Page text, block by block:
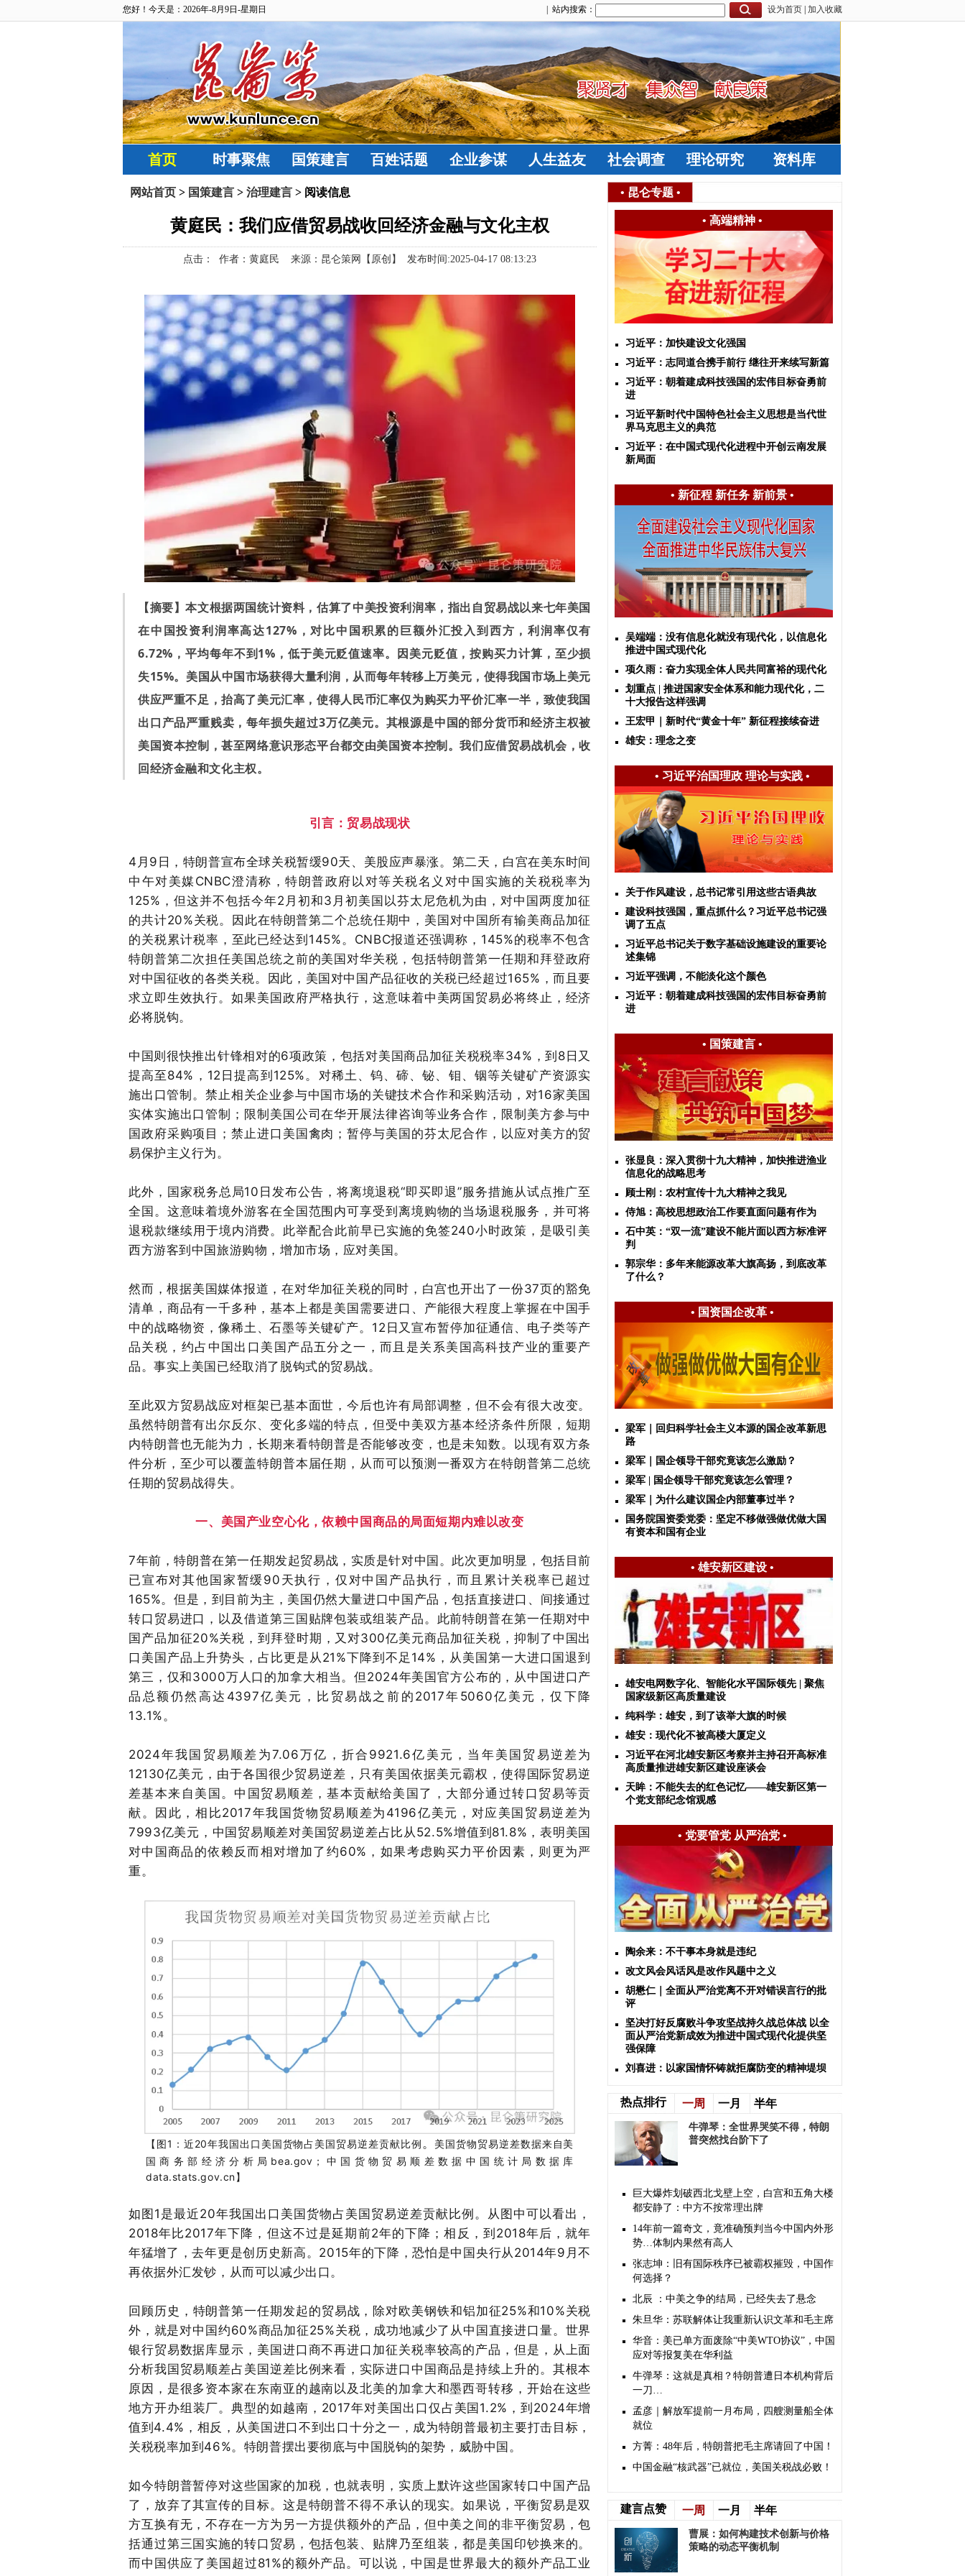
您好！今天是：2026年-8月9日-星期日 设为首页 加入收藏
| 站内搜索：
首页 时事聚焦 国策建言 百姓话题 企业参谋 人生益友 社会调查 理论研究 资料库
网站首页 > 国策建言 > 治理建言 > 阅读信息
黄庭民：我们应借贸易战收回经济金融与文化主权
点击： 作者：黄庭民 来源：昆仑策网【原创】 发布时间:2025-04-17 08:13:23
【摘要】本文根据两国统计资料，估算了中美投资利润率，指出自贸易战以来七年美国
在中国投资利润率高达127%，对比中国积累的巨额外汇投入到西方，利润率仅有
6.72%，平均每年不到1%，低于美元贬值速率。因美元贬值，按购买力计算，至少损
失15%。美国从中国市场获得大量利润，从而每年转移上万美元，使得我国市场上美元
供应严重不足，抬高了美元汇率，使得人民币汇率仅为购买力平价汇率一半，致使我国
出口产品严重贱卖，每年损失超过3万亿美元。其根源是中国的部分货币和经济主权被
美国资本控制，甚至网络意识形态平台都交由美国资本控制。我们应借贸易战机会，收
回经济金融和文化主权。
引言：贸易战现状
4月9日，特朗普宣布全球关税暂缓90天、美股应声暴涨。第二天，白宫在美东时间
中午对美媒CNBC澄清称，特朗普政府以对等关税名义对中国实施的关税税率为
125%，但这并不包括今年2月初和3月初美国以芬太尼危机为由，对中国两度加征
的共计20%关税。因此在特朗普第二个总统任期中，美国对中国所有输美商品加征
的关税累计税率，至此已经达到145%。CNBC报道还强调称，145%的税率不包含
特朗普第二次担任美国总统之前的美国对华关税，包括特朗普第一任期和拜登政府
对中国征收的各类关税。因此，美国对中国产品征收的关税已经超过1 65%，而且要
求立即生效执行。如果美国政府严格执行，这意味着中美两国贸易必将终止，经济
必将脱钩。
中国则很快推出针锋相对的6项政策，包括对美国商品加征关税税率34% ，到 8日又
提高至84% ， 12日提高到 125%。 对稀土、钨、碲、铋、钼、铟等关键矿产资源实
施出口管制。 禁止相关企业参与中国市场的关键技术合作和采购活动，对16家美国
实体实施出口管制 ； 限制美国公司在华开展法律咨询等业务合作，限制美方参与中
国政府采购项目； 禁止进口美国禽肉 ； 暂停与美国的芬太尼合作，以应对美方的贸
易保护主义行为。
此外，国家税务总局1 0 日发布公告，将离境退税“即买即退”服务措施从试点推广至
全国。这意味着境外游客在全国范围内可享受到离境购物的当场退税服务，并可将
退税款继续用于境内消费。此举配合此前早已实施的免签240小时政策，是吸引美
西方游客到中国旅游购物，增加市场，应对美国。
然而，根据美国媒体报道，在对华加征关税的同时，白宫也开出了一份37页的豁免
清单，商品有一千多种，基本上都是美国需要进口、产能很大程度上掌握在中国手
中的战略物资，像稀土、石墨等关键矿产。 1 2 日又宣布暂停加征通信、电子类等产
品关税，约占中国出口美国产品五分之一，而且是关系美国高科技产业的重要产
品。事实上美国已经取消了脱钩式的贸易战。
至此双方贸易战应对框架已基本面世，今后也许有局部调整，但不会有很大改变。
虽然特朗普有出尔反尔、变化多端的特点，但受中美双方基本经济条件所限，短期
内特朗普也无能为力，长期来看特朗普是否能够改变，也是未知数。以现有双方条
件分析，至少可以覆盖特朗普本届任期，从而可以预测一番双方在特朗普第二总统
任期的贸易战得失。
一、 美国产业空心化，依赖中国商品的局面短期内难以改变
7年前，特朗普在第一任期发起贸易战，实质是针对中国。此次更加明显，包括目前
已宣布对其他国家暂缓90 天执行，仅对中国产品执行，而且累计关税率已超过
1 65%。但是，到目前为主，美国仍然大量进口中国产品，包括直接进口、间接通过
转口贸易进口，以及借道第三国贴牌包装或组装产品。此前特朗普在第一任期对中
国产品加征20%关税，到拜登时期，又对300亿美元商品加征关税，抑制了中国出
口美国产品上升势头，占比更是从21 %下降到不足14%，从美国第一大进口国退到
第三，仅和3000万人口的加拿大相当。但 2024年美国官方公布的，从中国进口产
品总额仍然高达 4397亿美元，比贸易战之前的 2017年 5060亿美元，仅下降
1 3.1%。
2024年我国贸易顺差为7.06万亿，折合 9921.6亿美元，当年美国贸易逆差为
1 2130亿美元，由于各国很少贸易逆差，只有美国依据美元霸权，使得国际贸易逆
差基本来自美国。中国贸易顺差，基本贡献给美国了，大部分通过转口贸易等贡
献。因此，相比2017年我国货物贸易顺差为 4196亿美元，对应美国贸易逆差为
7993亿美元，中国贸易顺差对美国贸易逆差占比从52.5%增值到81.8%，表明美国
对中国商品的依赖反而相对增加了约60%，如果考虑购买力平价因素，则更为严
重。
【 图1： 近20年我国出口美国货物占美国贸易逆差贡献比例。
美国货物贸易逆差数据来自美
国商务部经济分析局 bea.gov；
中国货物贸易顺差数据中国统计局数据库
data.stats.gov.cn】
如图 1是最近20年我国出口美国货物占美国贸易逆差贡献比例。从图中可以看出，
2018年比2017年下降，但这不过是延期前2年的下降；相反，到2018年后，就年
年猛增了，去年更是创历史新高。 2015年的下降，恐怕是中国央行从2014年9月不
再依据外汇发钞，从而可以减少出口。
回顾历史，特朗普第一任期发起的贸易战，除对欧美钢铁和铝加征25%和1 0%关税
外，就是对中国约60%商品加征25%关税，成功地减少了从中国直接进口量。世界
银行贸易数据库显示，美国进口商不再进口加征关税率较高的产品，但是，从上面
分析我国贸易顺差占美国逆差比例来看，实际进口中国商品是持续上升的。其根本
原因，是很多资本家在东南亚的越南以及北美的加拿大和墨西哥转移，开始在这些
地方开办组装厂。典型的如越南，2017年对美国出口仅占美国 1.2%，到2024年增
值到 4.4%，相反，从美国进口不到出口十分之一，成为特朗普最初主要打击目标，
关税税率加到46%。特朗普摆出要彻底与中国脱钩的架势，威胁中国。
如今特朗普暂停对这些国家的加税，也就表明，实质上默许这些国家转口中国产品
了，放弃了其宣传的目标。这是特朗普不得不承认的现实。如果说，平衡贸易是双
方互换有无，不存在一方为另一方提供额外的产品，但中美之间的非平衡贸易，包
括通过第三国实施的转口贸易，包括包装、贴牌乃至组装，都是美国印钞换来的。
而中国供应了美国超过81 %的额外产品。可以说，中国是世界最大的额外产品工业
• 昆仑专题 •
• 高端精神•
习近平：加快建设文化强国
习近平：志同道合携手前行 继往开来续写新篇
习近平：朝着建成科技强国的宏伟目标奋勇前
进
习近平新时代中国特色社会主义思想是当代世
界马克思主义的典范
习近平：在中国式现代化进程中开创云南发展
新局面
• 新征程 新任务 新前景•
吴端端：没有信息化就没有现代化，以信息化
推进中国式现代化
项久雨：奋力实现全体人民共同富裕的现代化
划重点 | 推进国家安全体系和能力现代化，二
十大报告这样强调
王宏甲｜新时代“黄金十年” 新征程接续奋进
雄安：理念之变
• 习近平治国理政 理论与实践•
关于作风建设，总书记常引用这些古语典故
建设科技强国，重点抓什么？习近平总书记强
调了五点
习近平总书记关于数字基础设施建设的重要论
述集锦
习近平强调，不能淡化这个颜色
习近平：朝着建成科技强国的宏伟目标奋勇前
进
• 国策建言•
张显良：深入贯彻十九大精神，加快推进渔业
信息化的战略思考
顾士刚：农村宣传十九大精神之我见
侍旭：高校思想政治工作要直面问题有作为
石中英：“双一流”建设不能片面以西方标准评
判
郭宗华：多年来能源改革大旗高扬，到底改革
了什么？
• 国资国企改革•
梁军｜回归科学社会主义本源的国企改革新思
路
梁军｜国企领导干部究竟该怎么激励？
梁军 | 国企领导干部究竟该怎么管理？
梁军｜为什么建议国企内部董事过半？
国务院国资委党委：坚定不移做强做优做大国
有资本和国有企业
• 雄安新区建设•
雄安电网数字化、智能化水平国际领先 | 聚焦
国家级新区高质量建设
纯科学：雄安，到了该举大旗的时候
雄安：现代化不被高楼大厦定义
习近平在河北雄安新区考察并主持召开高标准
高质量推进雄安新区建设座谈会
天眸：不能失去的红色记忆——雄安新区第一
个党支部纪念馆观感
• 党要管党 从严治党•
陶余来：不干事本身就是违纪
改文风会风话风是改作风题中之义
胡懋仁｜全面从严治党离不开对错误言行的批
评
坚决打好反腐败斗争攻坚战持久战总体战 以全
面从严治党新成效为推进中国式现代化提供坚
强保障
刘喜进：以家国情怀铸就拒腐防变的精神堤坝
热点排行 一周 一月 半年
牛弹琴：全世界哭笑不得，特朗
普突然找台阶下了
巨大爆炸划破西北戈壁上空，白宫和五角大楼
都安静了：中方不按常理出牌
14年前一篇奇文，竟准确预判当今中国内外形
势…体制内果然有高人
张志坤：旧有国际秩序已被霸权摧毁，中国作
何选择？
北辰 ：中美之争的结局，已经失去了悬念
朱旦华：苏联解体让我重新认识文革和毛主席
华音：美已单方面废除“中美WTO协议”，中国
应对等报复美在华利益
牛弹琴：这就是真相？特朗普遭日本机构背后
一刀…
孟彦｜解放军提前一月布局，四艘测量船全体
就位
方菁：48年后，特朗普把毛主席请回了中国！
中国金融“核武器”已就位，美国关税战必败！
建言点赞 一周 一月 半年
曹展：如何构建技术创新与价格
策略的动态平衡机制